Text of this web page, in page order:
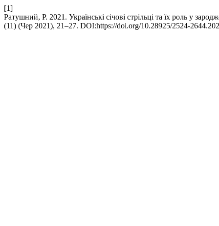
[1]
Ратушний, Р. 2021. Українські січові стрільці та їх роль у
(11) (Чер 2021), 21–27. DOI:https://doi.org/10.28925/2524-